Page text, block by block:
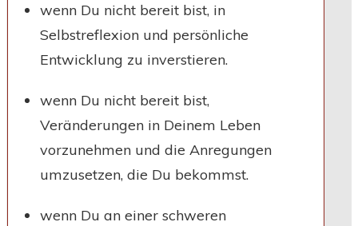
wenn Du nicht bereit bist, in
Selbstreflexion und persönliche
Entwicklung zu inverstieren.
wenn Du nicht bereit bist,
Veränderungen in Deinem Leben
vorzunehmen und die Anregungen
umzusetzen, die Du bekommst.
wenn Du an einer schweren